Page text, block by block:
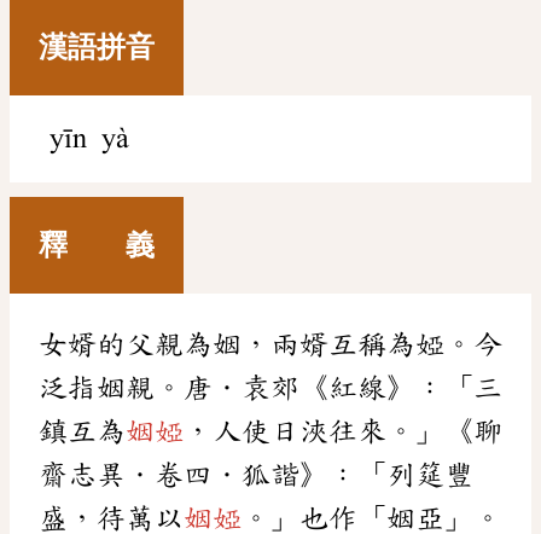
漢語拼音
yīn yà
釋 義
女婿的父親為姻，兩婿互稱為婭。今
泛指姻親。唐．袁郊《紅線》：「三
鎮互為姻婭 ，人使日浹往來。」《聊
齋志異．卷四．狐諧》：「列筵豐
盛，待萬以姻婭 。」也作「姻亞」。